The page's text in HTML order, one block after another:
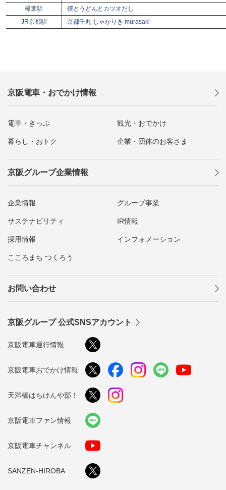
樟葉駅
僕とうどんとカツオだし
JR京都駅
京都千丸 しゃかりき murasaki
京阪電車・おでかけ情報
電車・きっぷ 観光・おでかけ
暮らし・おトク 企業・団体のお客さま
京阪グループ企業情報
企業情報 グループ事業
サステナビリティ IR情報
採用情報 インフォメーション
こころまち つくろう
お問い合わせ
京阪グループ 公式SNSアカウント
京阪電車運行情報
京阪電車おでかけ情報
天満橋はちけんや部！
京阪電車ファン情報
京阪電車チャンネル
SANZEN-HIROBA